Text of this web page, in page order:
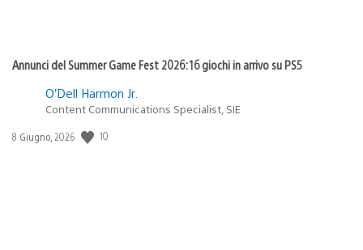
Annunci del Summer Game Fest 2026: 16 giochi in arrivo su PS5
O’Dell Harmon Jr.
Content Communications Specialist, SIE
Data
8 Giugno, 2026 10